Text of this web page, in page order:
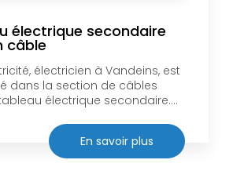
électrique secondaire
câble
électricien à Vandeins, est
dans la section de câbles
électrique secondaire....
En savoir plus